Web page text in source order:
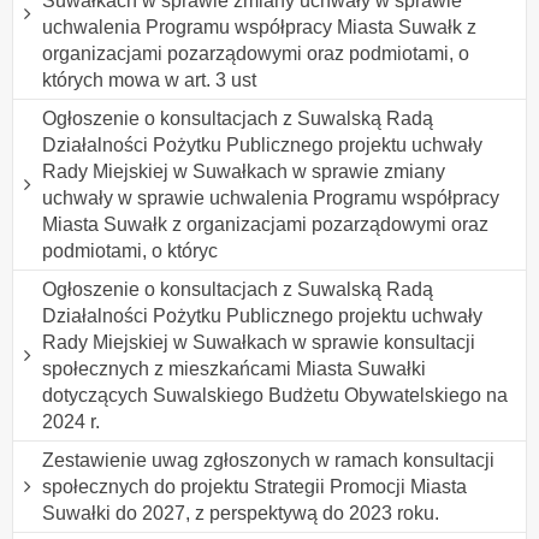
uchwalenia Programu współpracy Miasta Suwałk z
organizacjami pozarządowymi oraz podmiotami, o
których mowa w art. 3 ust
Ogłoszenie o konsultacjach z Suwalską Radą
Działalności Pożytku Publicznego projektu uchwały
Rady Miejskiej w Suwałkach w sprawie zmiany
uchwały w sprawie uchwalenia Programu współpracy
Miasta Suwałk z organizacjami pozarządowymi oraz
podmiotami, o któryc
Ogłoszenie o konsultacjach z Suwalską Radą
Działalności Pożytku Publicznego projektu uchwały
Rady Miejskiej w Suwałkach w sprawie konsultacji
społecznych z mieszkańcami Miasta Suwałki
dotyczących Suwalskiego Budżetu Obywatelskiego na
2024 r.
Zestawienie uwag zgłoszonych w ramach konsultacji
społecznych do projektu Strategii Promocji Miasta
Suwałki do 2027, z perspektywą do 2023 roku.